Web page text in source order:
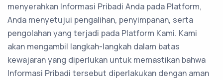
menyerahkan Informasi Pribadi Anda pada Platform,
Anda menyetujui pengalihan, penyimpanan, serta
pengolahan yang terjadi pada Platform Kami. Kami
akan mengambil langkah-langkah dalam batas
kewajaran yang diperlukan untuk memastikan bahwa
Informasi Pribadi tersebut diperlakukan dengan aman